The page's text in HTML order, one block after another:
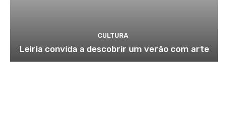
CULTURA
Leiria convida a descobrir um verão com arte